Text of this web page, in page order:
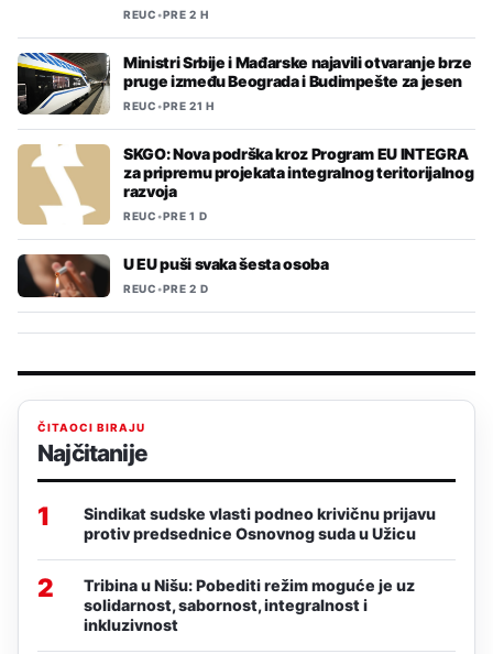
REUC•PRE 2 H
Ministri Srbije i Mađarske najavili otvaranje brze
pruge između Beograda i Budimpešte za jesen
REUC•PRE 21 H
SKGO: Nova podrška kroz Program EU INTEGRA
za pripremu projekata integralnog teritorijalnog
razvoja
REUC•PRE 1 D
U EU puši svaka šesta osoba
REUC•PRE 2 D
ČITAOCI BIRAJU
Najčitanije
1
Sindikat sudske vlasti podneo krivičnu prijavu
protiv predsednice Osnovnog suda u Užicu
2
Tribina u Nišu: Pobediti režim moguće je uz
solidarnost, sabornost, integralnost i
inkluzivnost